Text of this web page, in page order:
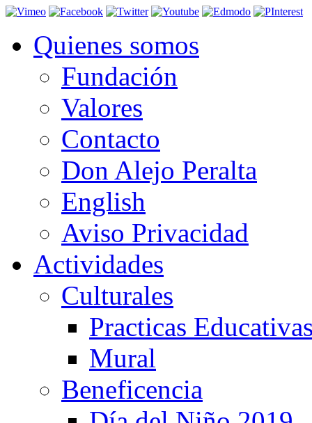
Quienes somos
Fundación
Valores
Contacto
Don Alejo Peralta
English
Aviso Privacidad
Actividades
Culturales
Practicas
Mural
Beneficencia